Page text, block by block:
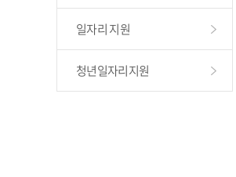
일자리 지원
청년일자리지원